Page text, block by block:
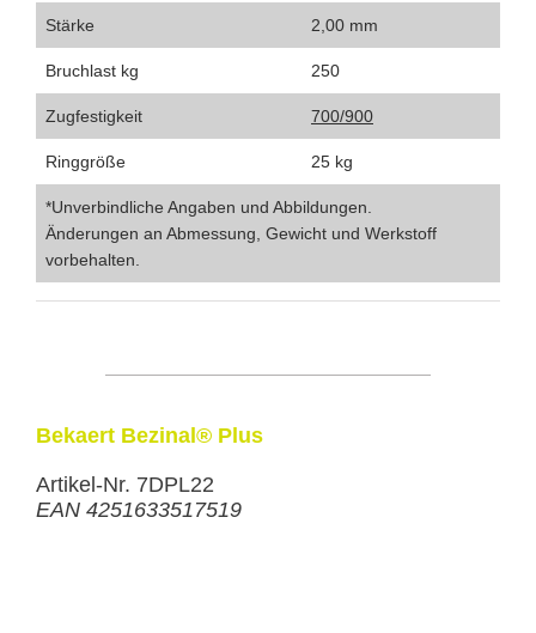
Stärke 2,00 mm
Bruchlast kg 250
Zugfestigkeit 700/900
Ringgröße 25 kg
*Unverbindliche Angaben und Abbildungen.
Änderungen an Abmessung, Gewicht und Werkstoff
vorbehalten.
Bekaert Bezinal® Plus
Artikel-Nr. 7DPL22
EAN 4251633517519